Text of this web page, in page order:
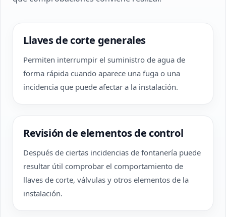
Llaves de corte generales
Permiten interrumpir el suministro de agua de
forma rápida cuando aparece una fuga o una
incidencia que puede afectar a la instalación.
Revisión de elementos de control
Después de ciertas incidencias de fontanería puede
resultar útil comprobar el comportamiento de
llaves de corte, válvulas y otros elementos de la
instalación.